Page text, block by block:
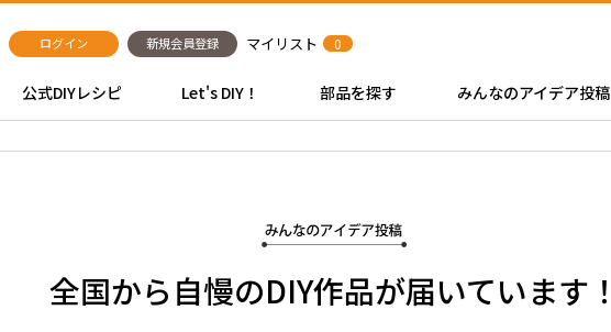
ログイン 新規会員登録 マイリスト 0
公式DIYレシピ Let's DIY！ 部品を探す みんなのアイデア投稿
全国から自慢のDIY作品が届いています！